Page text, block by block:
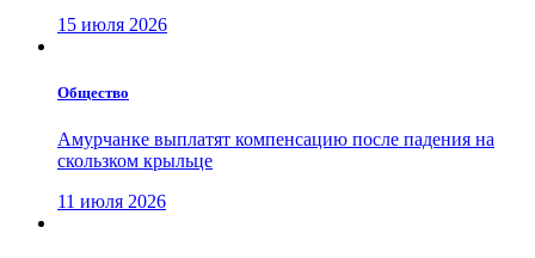
15 июля 2026
Общество
Амурчанке выплатят компенсацию после падения на
скользком крыльце
11 июля 2026